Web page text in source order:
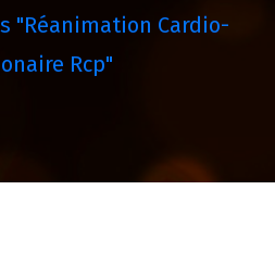
"réanimation Cardio-
Rcp"